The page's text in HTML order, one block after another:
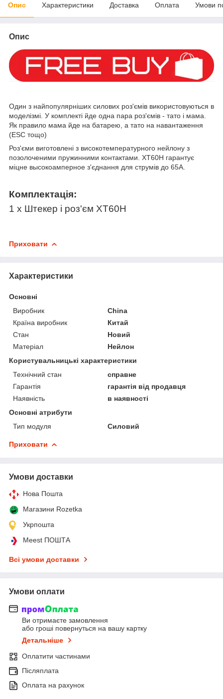
Опис Характеристики Доставка Оплата Умови
Опис
Один з найпопулярніших силових роз'ємів використовуються в
моделізмі. У комплекті йде одна пара роз'ємів - тато і мама.
Як правило мама йде на батарею, а тато на навантаження
(ESC тощо)
Роз'єми виготовлені з високотемпературного нейлону з
позолоченими пружинними контактами. ХТ60Н гарантує
міцне высокоамперное з'єднання для струмів до 65A.
Комплектація:
1 x Штекер і роз'єм XT60H
Приховати
Характеристики
Основні
Виробник
China
Країна виробник
Китай
Стан
Новий
Матеріал
Нейлон
Користувальницькі характеристики
Технічний стан
справне
Гарантія
гарантія від продавця
Наявність
в наявності
Основні атрибути
Тип модуля
Силовий
Приховати
Умови доставки
Нова Пошта
Магазини Rozetka
Укрпошта
Meest ПОШТА
Всі умови доставки
Умови оплати
Ви отримаєте замовлення
або гроші повернуться на вашу картку
Детальніше
Оплатити частинами
Післяплата
Оплата на рахунок